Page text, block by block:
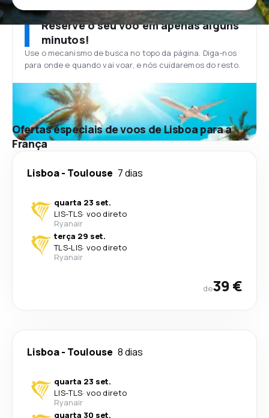
Reserve o seu voo em apenas alguns
minutos!
Use o mecanismo de busca no topo da página. Diga-nos
para onde e quando vai voar, e nós cuidaremos do resto.
Ofertas especiais de voos de Lisboa para a
França
Lisboa- Toulouse 7 dias
quarta 23 set.
LIS-TLS· voo direto
Ryanair
terça 29 set.
TLS-LIS· voo direto
Ryanair
de39 €
Lisboa- Toulouse 8 dias
quarta 23 set.
LIS-TLS· voo direto
Ryanair
quarta 30 set.